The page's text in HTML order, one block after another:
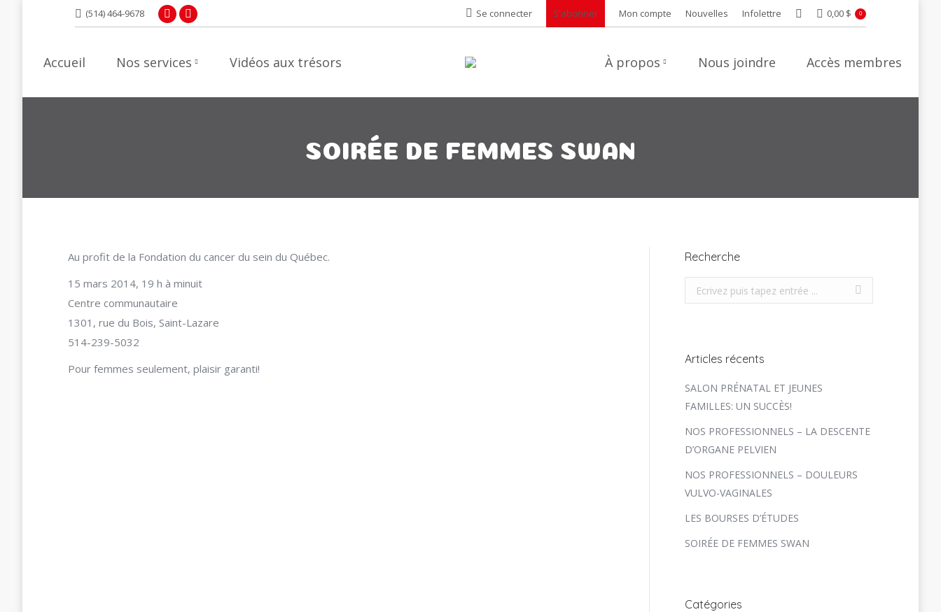
(514) 464-9678
Facebook
opens
new
YouTube
opens
new
Se connecter S'abonner Mon compte Nouvelles Infolettre Recherche
0,00 $ 0
Accueil Nos services Vidéos aux trésors À propos Nous joindre Accès membres
SOIRÉE DE FEMMES SWAN
Au profit de la Fondation du cancer du sein du Québec.
15 mars 2014, 19 h à minuit
Centre communautaire
1301, rue du Bois, Saint-Lazare
514-239-5032
Pour femmes seulement, plaisir garanti!
Recherche
Recherche
Articles récents
SALON PRÉNATAL ET JEUNES
FAMILLES: UN SUCCÈS!
NOS PROFESSIONNELS – LA DESCENTE
D’ORGANE PELVIEN
NOS PROFESSIONNELS – DOULEURS
VULVO-VAGINALES
LES BOURSES D’ÉTUDES
SOIRÉE DE FEMMES SWAN
Catégories